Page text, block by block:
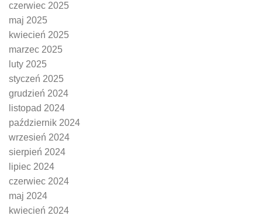
czerwiec 2025
maj 2025
kwiecień 2025
marzec 2025
luty 2025
styczeń 2025
grudzień 2024
listopad 2024
październik 2024
wrzesień 2024
sierpień 2024
lipiec 2024
czerwiec 2024
maj 2024
kwiecień 2024